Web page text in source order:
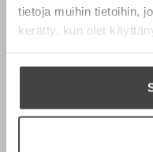
tietoja muihin tietoihin,
kerätty, kun olet